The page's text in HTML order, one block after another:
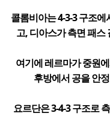
콜롬비아는 4-3-3 구조
고, 디아스가 측면 패스
여기에 레르마가 중원
후방에서 공을 안
요르단은 3-4-3 구조로